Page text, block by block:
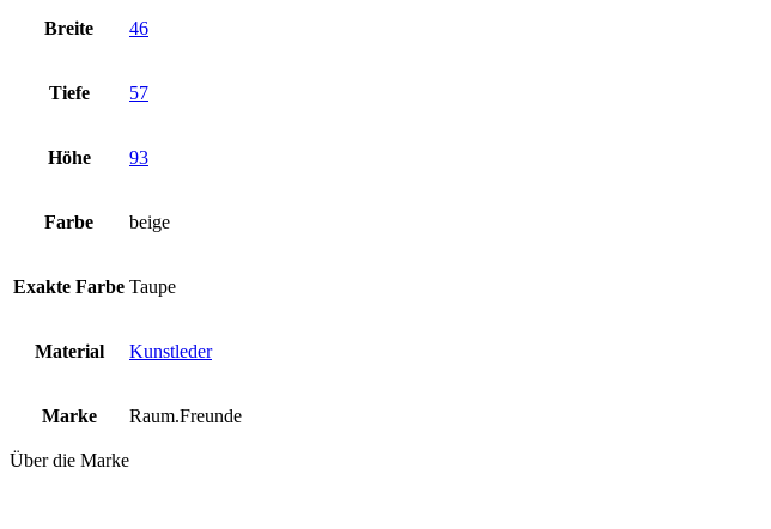
Breite 46
Tiefe 57
Höhe 93
Farbe beige
Exakte Farbe Taupe
Material Kunstleder
Marke Raum.Freunde
Über die Marke